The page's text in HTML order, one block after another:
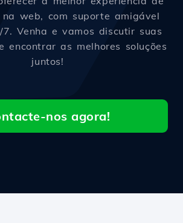
na web, com suporte amigável
Venha e vamos discutir suas
encontrar as melhores soluções
juntos!
nos agora!